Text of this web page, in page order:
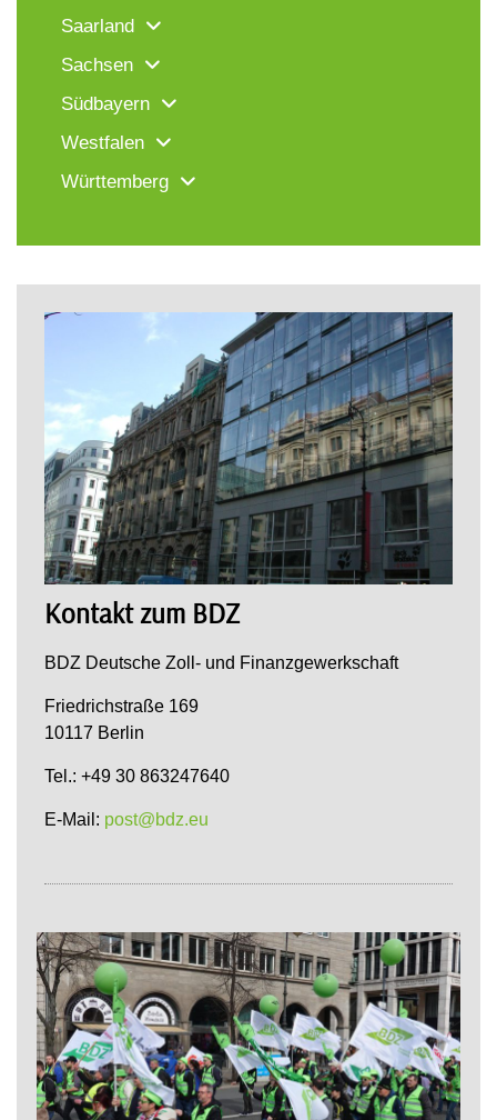
Saarland
Sachsen
Südbayern
Westfalen
Württemberg
Kontakt zum BDZ
BDZ Deutsche Zoll- und Finanzgewerkschaft
Friedrichstraße 169
10117 Berlin
Tel.: +49 30 863247640
E-Mail: post@bdz.eu